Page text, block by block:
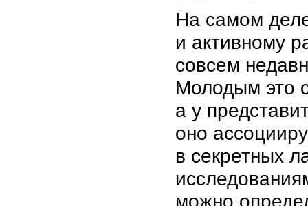
На самом
и активному
совсем
Молодым это
а у
оно
в секретных
можно